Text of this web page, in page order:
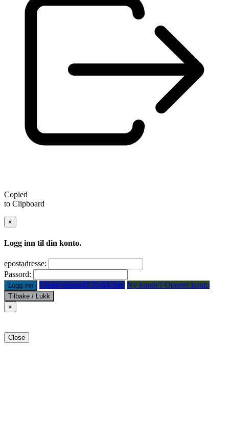
Copied
to Clipboard
×
Logg inn til din konto.
epostadresse:
Passord:
Logg inn Glemt passord? Trykk her. Ny kunde? Opprett konto
Tilbake / Lukk
×
Close